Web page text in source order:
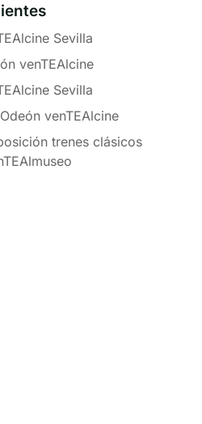
Sevilla
venTEAlcine
Sevilla
Odeón venTEAlcine
trenes clásicos